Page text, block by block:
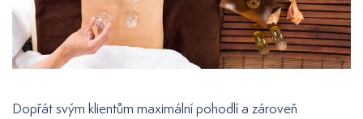
Dopřát svým klientům maximální pohodlí a zároveň